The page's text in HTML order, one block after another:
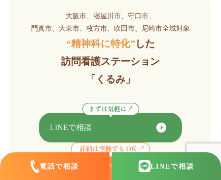
大阪市、寝屋川市、守口市、
門真市、大東市、枚方市、吹田市、尼崎市全域対象
“精神科に特化” した
訪問看護ステーション
「くるみ」
LINEで相談
メールフォームで相談
電話で相談 LINEで相談